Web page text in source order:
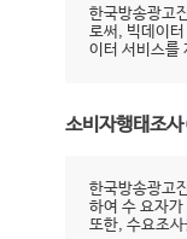
한국방송광고
로써, 빅데이
이터 서비스를
소비자행태조
한국방송광고
하여 수 요자
또한, 수요조